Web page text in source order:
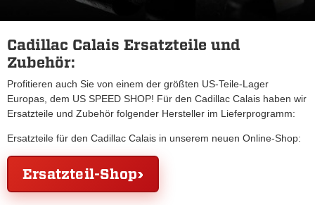
Cadillac Calais Ersatzteile und
Zubehör:
Profitieren auch Sie von einem der größten US-Teile-Lager
Europas, dem US SPEED SHOP! Für den Cadillac Calais haben wir
Ersatzteile und Zubehör folgender Hersteller im Lieferprogramm:
Ersatzteile für den Cadillac Calais in unserem neuen Online-Shop:
Ersatzteil-Shop